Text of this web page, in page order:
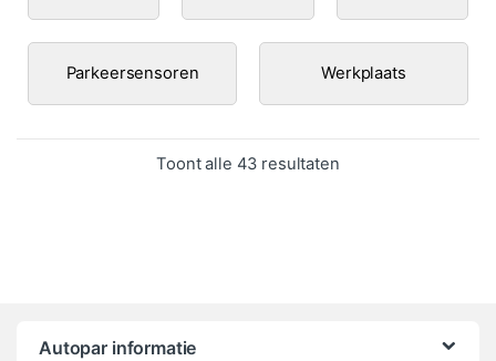
Parkeersensoren Werkplaats
Toont alle 43 resultatenGesorteerd op
Autopar informatie